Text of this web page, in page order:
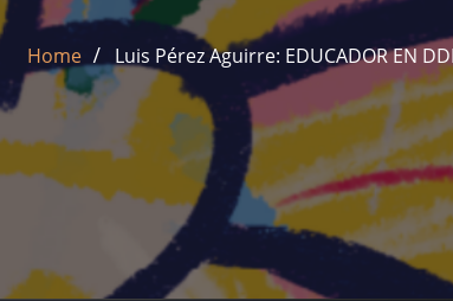
Home Luis Pérez Aguirre: EDUCADOR EN